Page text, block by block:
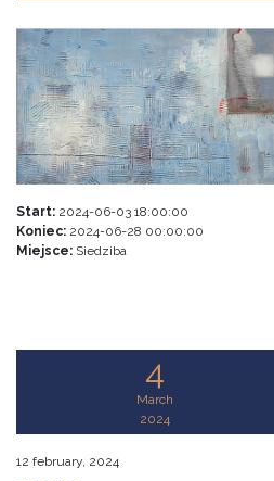
Start: 2024-06-03 18:00:00
Koniec: 2024-06-28 00:00:00
Miejsce: Siedziba
4
March
2024
12 february, 2024